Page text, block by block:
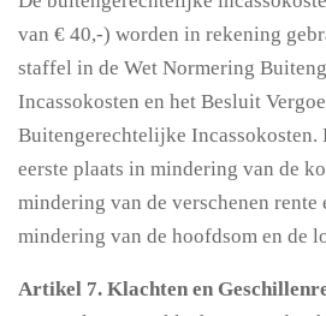
van € 40,-) worden in rekening
staffel in de Wet Normering
Incassokosten en het Besluit
Buitengerechtelijke Incassokosten.
eerste plaats in mindering van de
mindering van de verschenen rente
mindering van de hoofdsom en de
Artikel 7. Klachten en